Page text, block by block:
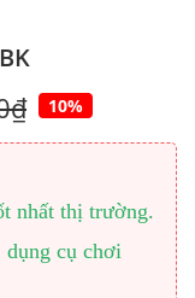
10%
nhất thị trường.
dụng cụ chơi